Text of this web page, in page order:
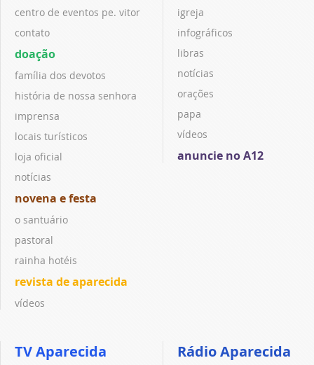
centro de eventos pe. vitor
contato
doação
família dos devotos
história de nossa senhora
imprensa
locais turísticos
loja oficial
notícias
novena e festa
o santuário
pastoral
rainha hotéis
revista de aparecida
vídeos
igreja
infográficos
libras
notícias
orações
papa
vídeos
anuncie no A12
TV Aparecida Rádio Aparecida